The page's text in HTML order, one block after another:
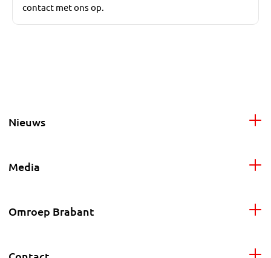
contact met ons op.
Nieuws
Media
Omroep Brabant